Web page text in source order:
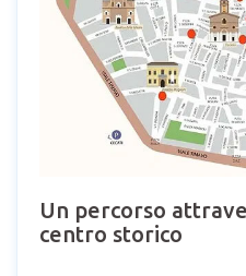
Un percorso
centro storico